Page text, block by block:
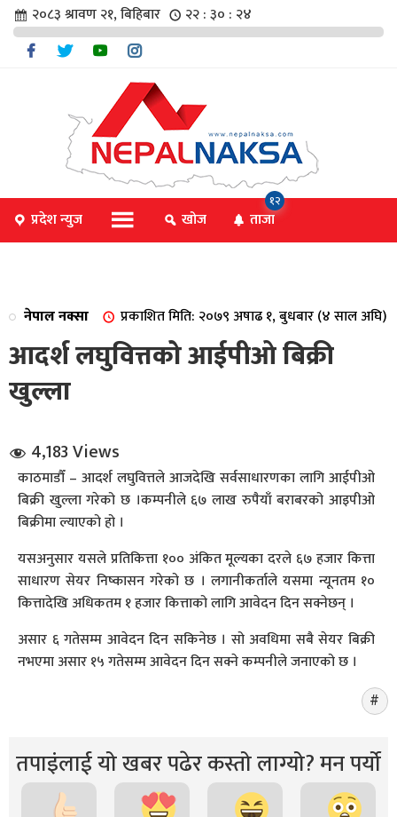
संवाद
२०८३ श्रावण २१, बिहिबार २२ : ३० : २४
प्रदेश न्युज खोज ताजा
१२
नेपाल नक्सा प्रकाशित मिति: २०७९ अषाढ १, बुधबार (४ साल अघि)
आदर्श लघुवित्तको आईपीओ बिक्री
खुल्ला
4,183 Views
काठमाडौँ – आदर्श लघुवित्तले आजदेखि सर्वसाधारणका लागि आईपीओ
बिक्री खुल्ला गरेको छ ।कम्पनीले ६७ लाख रुपैयाँ बराबरको आइपीओ
बिक्रीमा ल्याएको हो ।
यसअनुसार यसले प्रतिकित्ता १०० अंकित मूल्यका दरले ६७ हजार कित्ता
साधारण सेयर निष्कासन गरेको छ । लगानीकर्ताले यसमा न्यूनतम १०
कित्तादेखि अधिकतम १ हजार कित्ताको लागि आवेदन दिन सक्नेछन् ।
असार ६ गतेसम्म आवेदन दिन सकिनेछ । सो अवधिमा सबै सेयर बिक्री
नभएमा असार १५ गतेसम्म आवेदन दिन सक्ने कम्पनीले जनाएको छ ।
तपाइंलाई यो खबर पढेर कस्तो लाग्यो? मन पर्यो